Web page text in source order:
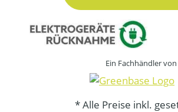
Ein Fachhändler von
* Alle Preise inkl.